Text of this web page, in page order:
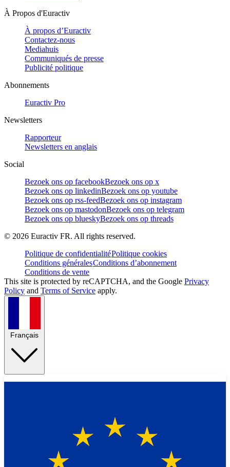
À Propos d'Euractiv
À propos d’Euractiv
Contactez-nous
Mediahuis
Communiqués de presse
Publicité politique
Abonnements
Euractiv Pro
Newsletters
Rapporteur
Newsletters en anglais
Social
Bezoek ons op facebookBezoek ons op x
Bezoek ons op linkedinBezoek ons op youtube
Bezoek ons op rss-feedBezoek ons op instagram
Bezoek ons op mastodonBezoek ons op telegram
Bezoek ons op blueskyBezoek ons op threads
© 2026 Euractiv FR. All rights reserved.
Politique de confidentialitéPolitique cookies
Conditions généralesConditions d’abonnement
Conditions de vente
This site is protected by reCAPTCHA, and the Google Privacy
Policy and Terms of Service apply.
Français